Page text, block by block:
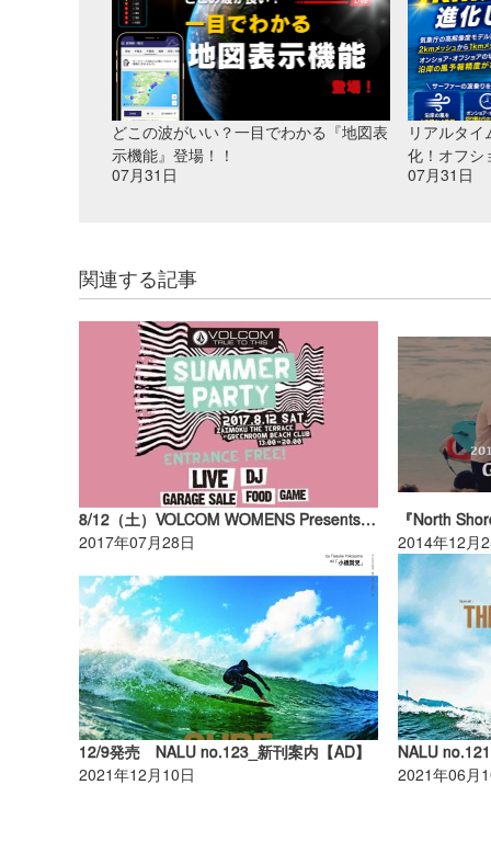
どこの波がいい？一目でわかる『地図表
示機能』登場！！
07月31日
リアルタ
化！オフシ
07月31日
関連する記事
8/12（土）VOLCOM WOMENS Presents 「VOLCOM SUMMER PARTY」を開催！＠材木座テラス
2017年07月28日
2014年12月
12/9発売 NALU no.123_新刊案内【AD】
2021年12月10日
NALU
2021年06月